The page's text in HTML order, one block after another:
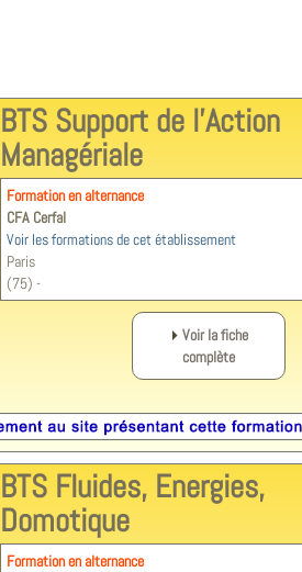
BTS Support de l'Action
Managériale
Formation en alternance
CFA Cerfal
Voir les formations de cet établissement
Paris
(75) -
Voir la fiche
complète
BTS Fluides, Energies,
Domotique
Formation en alternance